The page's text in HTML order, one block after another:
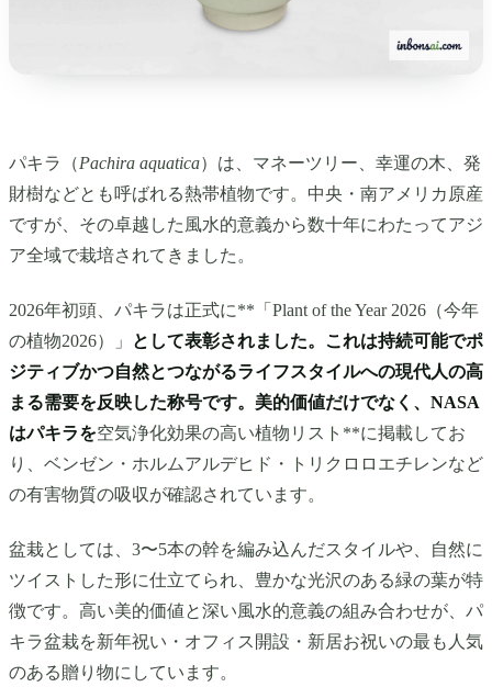
パキラ（Pachira aquatica）は、マネーツリー、幸運の木、発
財樹などとも呼ばれる熱帯植物です。中央・南アメリカ原産
ですが、その卓越した風水的意義から数十年にわたってアジ
ア全域で栽培されてきました。
2026年初頭、パキラは正式に**「Plant of the Year 2026（今年
の植物2026）」
として表彰されました。これは持続可能でポ
ジティブかつ自然とつながるライフスタイルへの現代人の高
まる需要を反映した称号です。美的価値だけでなく、NASA
はパキラを空気浄化効果の高い植物リスト**に掲載してお
り、ベンゼン・ホルムアルデヒド・トリクロロエチレンなど
の有害物質の吸収が確認されています。
盆栽としては、3〜5本の幹を編み込んだスタイルや、自然に
ツイストした形に仕立てられ、豊かな光沢のある緑の葉が特
徴です。高い美的価値と深い風水的意義の組み合わせが、パ
キラ盆栽を新年祝い・オフィス開設・新居お祝いの最も人気
のある贈り物にしています。